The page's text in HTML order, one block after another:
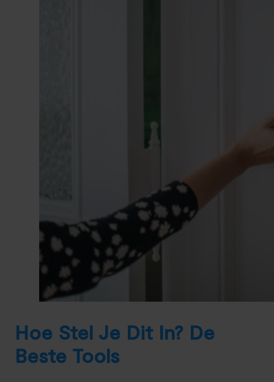
Hoe Stel Je Dit In? De
Beste Tools